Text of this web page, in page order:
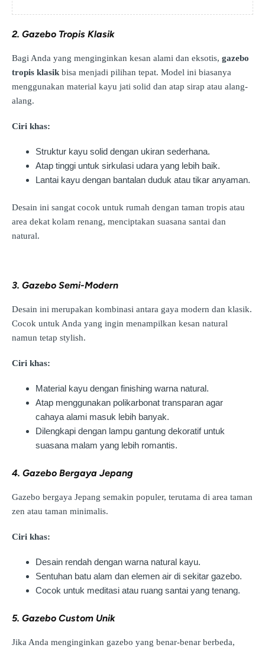
2. Gazebo Tropis Klasik
Bagi Anda yang menginginkan kesan alami dan eksotis, gazebo
tropis klasikbisa menjadi pilihan tepat. Model ini biasanya
menggunakan material kayu jati solid dan atap sirap atau alang-
alang.
Ciri khas:
Struktur kayu solid dengan ukiran sederhana.
Atap tinggi untuk sirkulasi udara yang lebih baik.
Lantai kayu dengan bantalan duduk atau tikar anyaman.
Desain ini sangat cocok untuk rumah dengan taman tropis atau
area dekat kolam renang, menciptakan suasana santai dan
natural.
3. Gazebo Semi-Modern
Desain ini merupakan kombinasi antara gaya modern dan klasik.
Cocok untuk Anda yang ingin menampilkan kesan natural
namun tetap stylish.
Ciri khas:
Material kayu dengan finishing warna natural.
Atap menggunakan polikarbonat transparan agar
cahaya alami masuk lebih banyak.
Dilengkapi dengan lampu gantung dekoratif untuk
suasana malam yang lebih romantis.
4. Gazebo Bergaya Jepang
Gazebo bergaya Jepang semakin populer, terutama di area taman
zen atau taman minimalis.
Ciri khas:
Desain rendah dengan warna natural kayu.
Sentuhan batu alam dan elemen air di sekitar gazebo.
Cocok untuk meditasi atau ruang santai yang tenang.
5. Gazebo Custom Unik
Jika Anda menginginkan gazebo yang benar-benar berbeda,